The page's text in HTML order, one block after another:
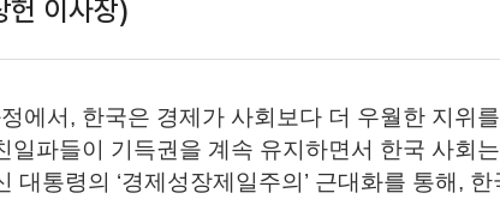
헌 이사장)
에서, 한국은 경제가 사회보다 더 우월한 지위
파들이 기득권을 계속 유지하면서 한국 사회
대통령의 ‘경제성장제일주의’ 근대화를 통해,